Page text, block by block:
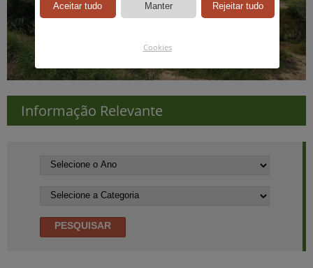
Cookies
Informação Relevante